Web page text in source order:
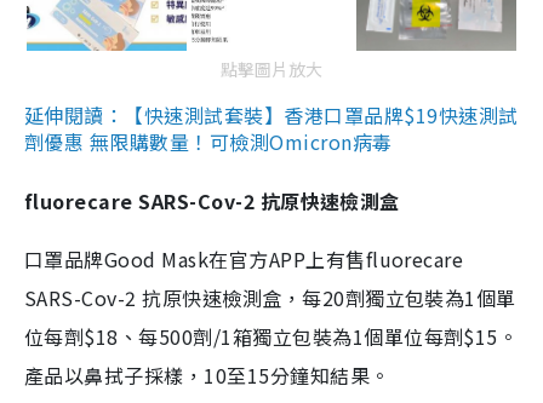
點擊圖片放大
延伸閱讀：【快速測試套裝】香港口罩品牌$19快速測試
劑優惠 無限購數量！可檢測Omicron病毒
fluorecare SARS-Cov-2 抗原快速檢測盒
口罩品牌Good Mask在官方APP上有售fluorecare
SARS-Cov-2 抗原快速檢測盒，每20劑獨立包裝為1個單
位每劑$18、每500劑/1箱獨立包裝為1個單位每劑$15。
產品以鼻拭子採樣，10至15分鐘知結果。